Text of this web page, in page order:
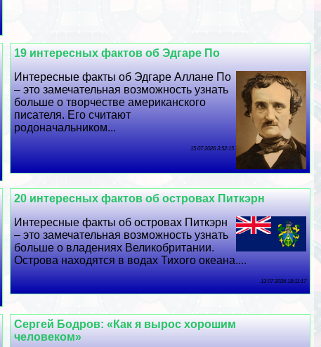
19 интересных фактов об Эдгаре По
Интересные факты об Эдгаре Аллане По
– это замечательная возможность узнать
больше о творчестве американского
писателя. Его считают
родоначальником...
15 07 2026 3:52:15
20 интересных фактов об островах Питкэрн
Интересные факты об островах Питкэрн
– это замечательная возможность узнать
больше о владениях Великобритании.
Острова находятся в водах Тихого океана....
13 07 2026 18:11:17
Сергeй Бодров: «Как я вырос хорошим
человеком»